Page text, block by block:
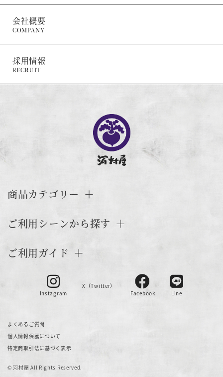
COMPANY
会社概要
RECRUIT
採用情報
商品カテゴリー
ご利用シーンから探す
ご利用ガイド
Instagram
X（Twitter）
Facebook
Line
よくあるご質問
個人情報保護について
特定商取引法に基づく表示
© 河村屋 All Rights Reserved.